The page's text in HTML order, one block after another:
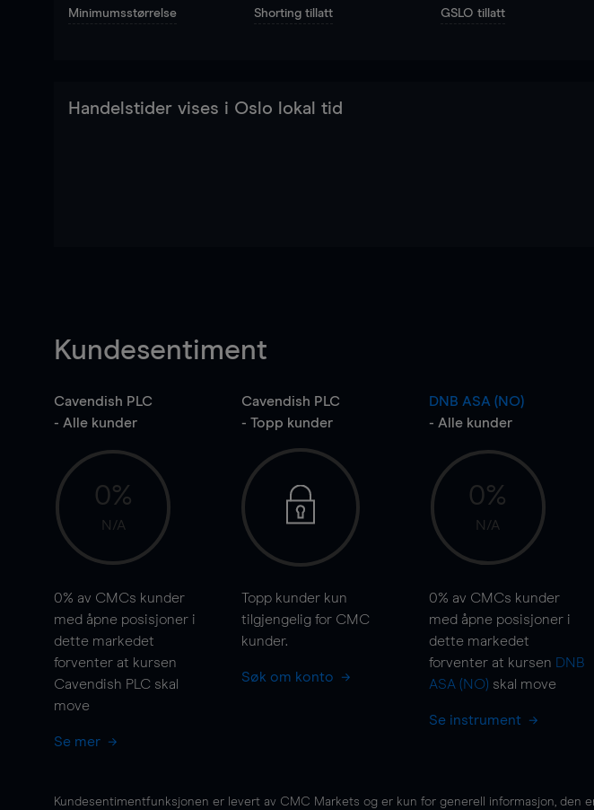
Minimumsstørrelse Shorting tillatt GSLO tillatt
Handelstider vises i Oslo lokal tid
Kundesentiment
Cavendish PLC
- Alle kunder
0%
N/A
0% av CMCs kunder
med åpne posisjoner i
dette markedet
forventer at kursen
Cavendish PLC skal
move
Se mer
Cavendish PLC
- Topp kunder
Topp kunder kun
tilgjengelig for CMC
kunder.
Søk om konto
DNB ASA (NO)
- Alle kunder
0%
N/A
0% av CMCs kunder
med åpne posisjoner i
dette markedet
forventer at kursen DNB
ASA (NO) skal move
Se instrument
Kundesentimentfunksjonen er levert av CMC Markets og er kun for generell informasjon, den